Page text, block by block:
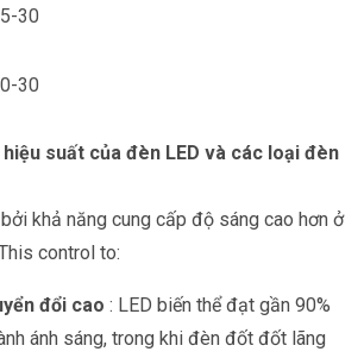
30
30
suất của đèn LED và các loại đèn
khả năng cung cấp độ sáng cao hơn ở
control to:
đổi cao : LED biến thể đạt gần 90%
ánh sáng, trong khi đèn đốt đốt lãng